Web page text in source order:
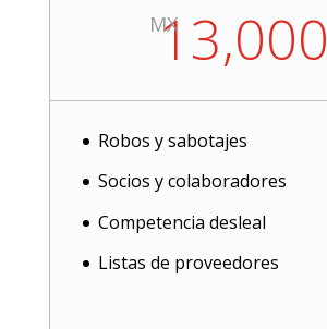
MX
13,000
Robos y sabotajes
Socios y colaboradores
Competencia desleal
Listas de proveedores